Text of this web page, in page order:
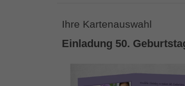
Ihre Kartenauswahl
Einladung 50.